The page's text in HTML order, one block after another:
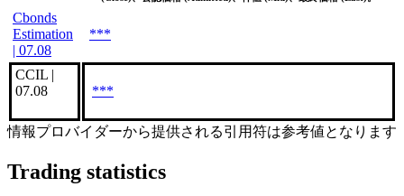
Cbonds
Estimation
| 07.08
***
CCIL |
07.08
***
情報プロバイダーから提供される引用符は参考値となります
Trading statistics